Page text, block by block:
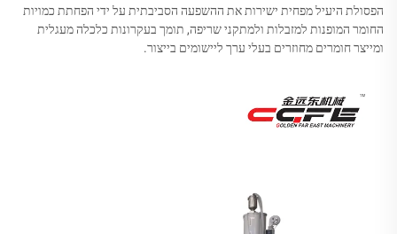
הפסולת היעיל מפחית ישירות את ההשפעה הסביבתית על ידי הפחתת כמויות
החומר המופנות למזבלות ולמתקני שריפה, תומך בעקרונות כלכלה מעגלית
ומייצר חומרים מחוזרים בעלי ערך ליישומים בייצור.